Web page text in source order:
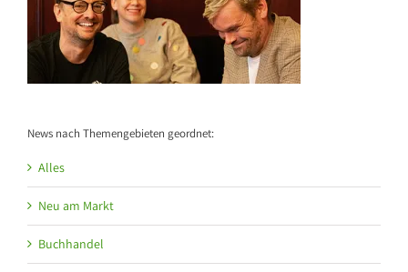
News nach Themengebieten geordnet:
Alles
Neu am Markt
Buchhandel